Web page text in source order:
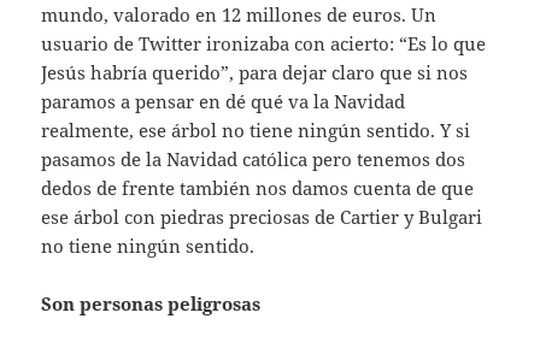
mundo, valorado en 12 millones de euros. Un
usuario de Twitter ironizaba con acierto: “Es lo que
Jesús habría querido”, para dejar claro que si nos
paramos a pensar en dé qué va la Navidad
realmente, ese árbol no tiene ningún sentido. Y si
pasamos de la Navidad católica pero tenemos dos
dedos de frente también nos damos cuenta de que
ese árbol con piedras preciosas de Cartier y Bulgari
no tiene ningún sentido.
Son personas peligrosas